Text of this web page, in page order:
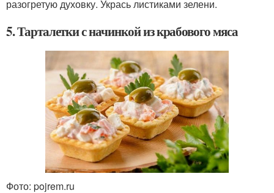
разогретую духовку. Укрась листиками зелени.
5. Тарталетки с начинкой из крабового мяса
Фото: pojrem.ru